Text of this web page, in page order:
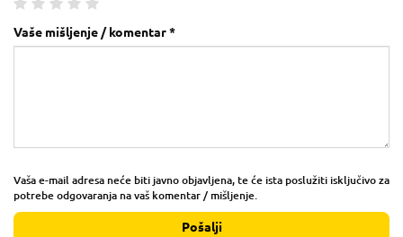
Vaše mišljenje / komentar *
Vaša e-mail adresa neće biti javno objavljena, te će ista poslužiti isključivo za
potrebe odgovaranja na vaš komentar / mišljenje.
Pošalji